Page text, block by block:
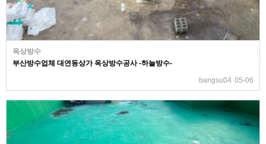
옥상방수
부산방수업체 대연동상가 옥상방수공사 -하늘방수-
bangsu04 05-06